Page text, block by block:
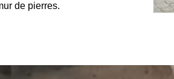
de pierres.